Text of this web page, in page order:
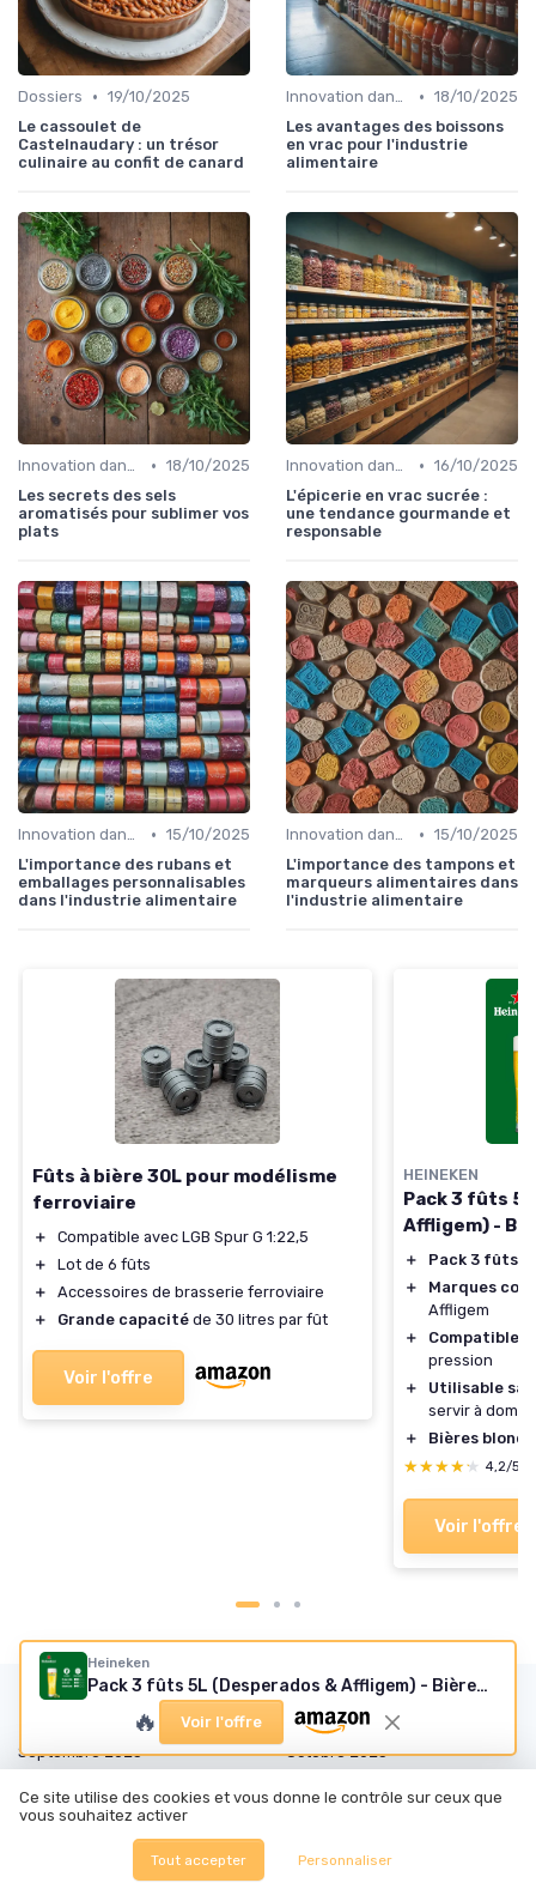
Dossiers • 19/10/2025
Le cassoulet de
Castelnaudary : un trésor
culinaire au confit de canard
Innovation dans la food • 18/10/2025
Les avantages des boissons
en vrac pour l'industrie
alimentaire
Innovation dans la food • 18/10/2025
Les secrets des sels
aromatisés pour sublimer vos
plats
Innovation dans la food • 16/10/2025
L'épicerie en vrac sucrée :
une tendance gourmande et
responsable
Innovation dans la food • 15/10/2025
L'importance des rubans et
emballages personnalisables
dans l'industrie alimentaire
Innovation dans la food • 15/10/2025
L'importance des tampons et
marqueurs alimentaires dans
l'industrie alimentaire
Fûts à bière 30L pour modélisme
ferroviaire
＋
Compatible avec LGB Spur G 1:22,5
＋
Lot de 6 fûts
＋
Accessoires de brasserie ferroviaire
＋
Grande capacité de 30 litres par fût
Voir l'offre
HEINEKEN
Pack 3 fûts
Affligem) -
＋
Pack 3 fûts
＋
Marques
Affligem
＋
Compatible
pression
＋
Utilisable
servir à
＋
Bières
★★★★★
★★★★★ 4,2/5
Voir l'offre
Heineken
Pack 3 fûts 5L (Desperados & Affligem) - Bières blondes
🔥 Voir l'offre
Les articles par date
Septembre 2023
Octobre 2023
Janvier 2024
Ce site utilise des cookies et vous donne le contrôle sur ceux que
vous souhaitez activer
Tout accepter Personnaliser